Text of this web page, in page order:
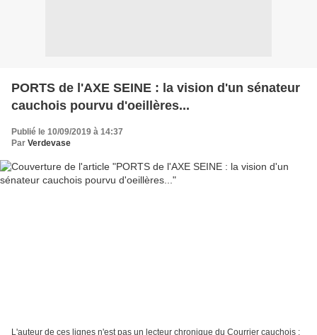
PORTS de l'AXE SEINE : la vision d'un sénateur
cauchois pourvu d'oeillères...
Publié le 10/09/2019 à 14:37
Par Verdevase
L'auteur de ces lignes n'est pas un lecteur chronique du Courrier cauchois ;